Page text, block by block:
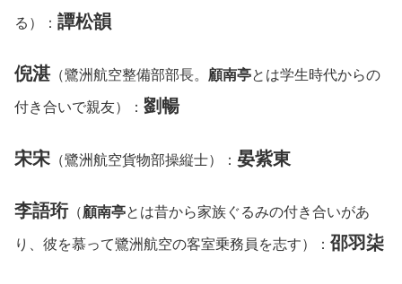
る）： 譚松韻
倪湛（鷺洲航空整備部部長。 顧南亭とは学生時代からの
付き合いで親友）： 劉暢
宋宋 （鷺洲航空貨物部操縦士）： 晏紫東
李語珩（顧南亭とは昔から家族ぐるみの付き合いがあ
り、彼を慕って鷺洲航空の客室乗務員を志す）： 邵羽柒